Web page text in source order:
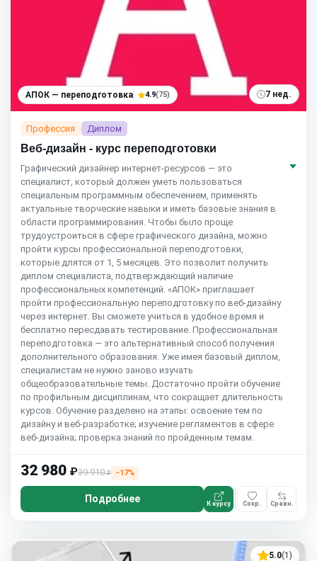
АПОК — переподготовка 4.9(75) 7 нед.
Профессия Диплом
Веб-дизайн - курс переподготовки
Графический дизайнер интернет-ресурсов — это
специалист, который должен уметь пользоваться
специальным программным обеспечением, применять
актуальные творческие навыки и иметь базовые знания в
области программирования. Чтобы было проще
трудоустроиться в сфере графического дизайна, можно
пройти курсы профессиональной переподготовки,
которые длятся от 1, 5 месяцев. Это позволит получить
диплом специалиста, подтверждающий наличие
профессиональных компетенций. «АПОК» приглашает
пройти профессиональную переподготовку по веб-дизайну
через интернет. Вы сможете учиться в удобное время и
бесплатно пересдавать тестирование. Профессиональная
переподготовка — это альтернативный способ получения
дополнительного образования. Уже имея базовый диплом,
специалистам не нужно заново изучать
общеобразовательные темы. Достаточно пройти обучение
по профильным дисциплинам, что сокращает длительность
курсов. Обучение разделено на этапы: освоение тем по
дизайну и веб-разработке; изучение регламентов в сфере
веб-дизайна; проверка знаний по пройденным темам.
32 980 ₽39 910₽ −17%
Подробнее К курсу Сохр. Сравн.
5.0(1)